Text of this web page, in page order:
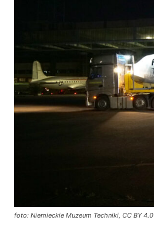
foto: Niemieckie Muzeum Techniki, CC BY 4.0